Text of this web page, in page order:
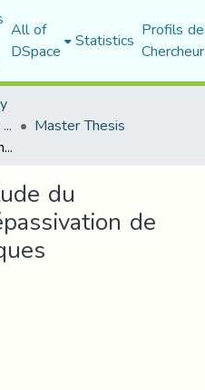
All of
DSpace Statistics Profils
Department of Mechanical Engineering Master Thesis
Contribution à l’étude du phénomène de dépassivation de matériaux métalliques
du
de